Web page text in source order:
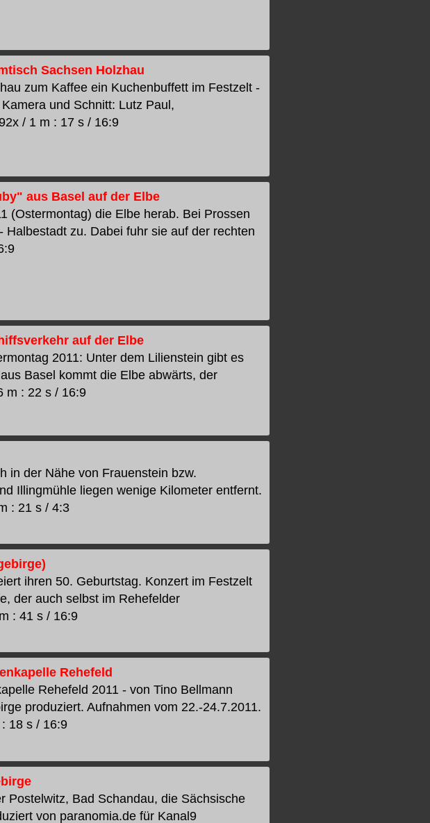
Sachsen Holzhau
zum Kaffee ein Kuchenbuffett im Festzelt -
und Schnitt: Lutz Paul,
/ 1 m : 17 s / 16:9
aus Basel auf der Elbe
(Ostermontag) die Elbe herab. Bei Prossen
zu. Dabei fuhr sie auf der rechten
auf der Elbe
2011: Unter dem Lilienstein gibt es
Basel kommt die Elbe abwärts, der
m : 22 s / 16:9
in der Nähe von Frauenstein bzw.
Illingmühle liegen wenige Kilometer entfernt.
: 21 s / 4:3
ihren 50. Geburtstag. Konzert im Festzelt
der auch selbst im Rehefelder
: 41 s / 16:9
Rehefeld
Rehefeld 2011 - von Tino Bellmann
produziert. Aufnahmen vom 22.-24.7.2011.
18 s / 16:9
Postelwitz, Bad Schandau, die Sächsische
von paranomia.de für Kanal9